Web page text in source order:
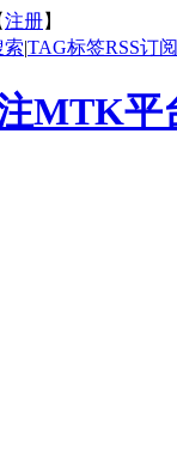
注册】
索|TAG标签RSS订阅